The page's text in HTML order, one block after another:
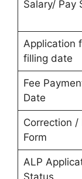
Salary/ Pay
Application
filling date
Fee
Date
Correction /
Form
ALP
Status